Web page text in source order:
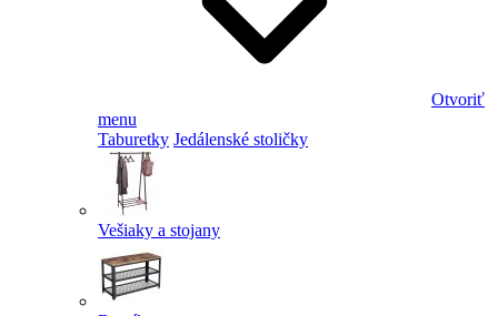
Otvoriť
menu
Taburetky Jedálenské stoličky
Vešiaky a stojany